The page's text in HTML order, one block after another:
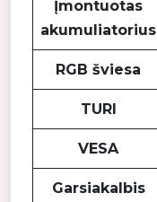
Įmontuotas
akumuliatorius
RGB šviesa
TURI
VESA
Garsiakalbis